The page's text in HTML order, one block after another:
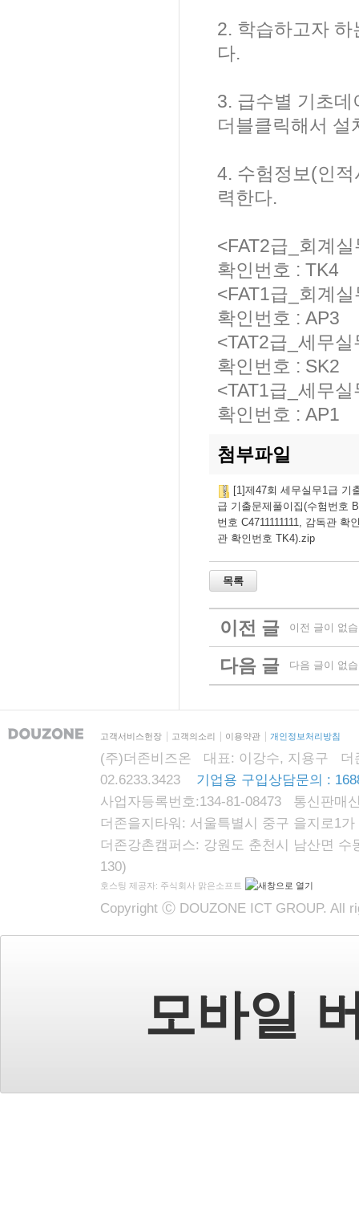
2. 학습하고자
다.
3. 급수별 기초데
더블클릭해서
4. 수험정보(인
력한다.
<FAT2급_회계
확인번호 : TK4
<FAT1급_회계
확인번호 : AP3
<TAT2급_세무
확인번호 : SK2
<TAT1급_세무
확인번호 : AP1
첨부파일
[1]제47회 세무실무1급 기
급 기출문제풀이집(수험번호
번호 C4711111111, 감독관 확
관 확인번호 TK4).zip
이전 글 이전 글이 없
다음 글 다음 글이 없
고객서비스헌장 고객의소리 이용약관 개인정보처리방침
(주)더존비즈온 대표: 이강수, 지용구 더
02.6233.3423 기업용 구입상담문의 :
사업자등록번호:134-81-08473 통신판매
더존을지타워: 서울특별시 중구 을지로1
더존강촌캠퍼스: 강원도 춘천시 남산면
130)
호스팅 제공자: 주식회사 맑은소프트
Copyright Ⓒ DOUZONE ICT GROUP. All
모바일